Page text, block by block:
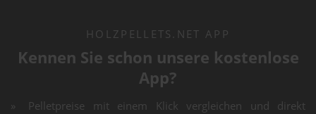
HOLZPELLETS.NET APP
Kennen Sie schon unsere kostenlose
App?
Pelletpreise mit einem Klick vergleichen und direkt